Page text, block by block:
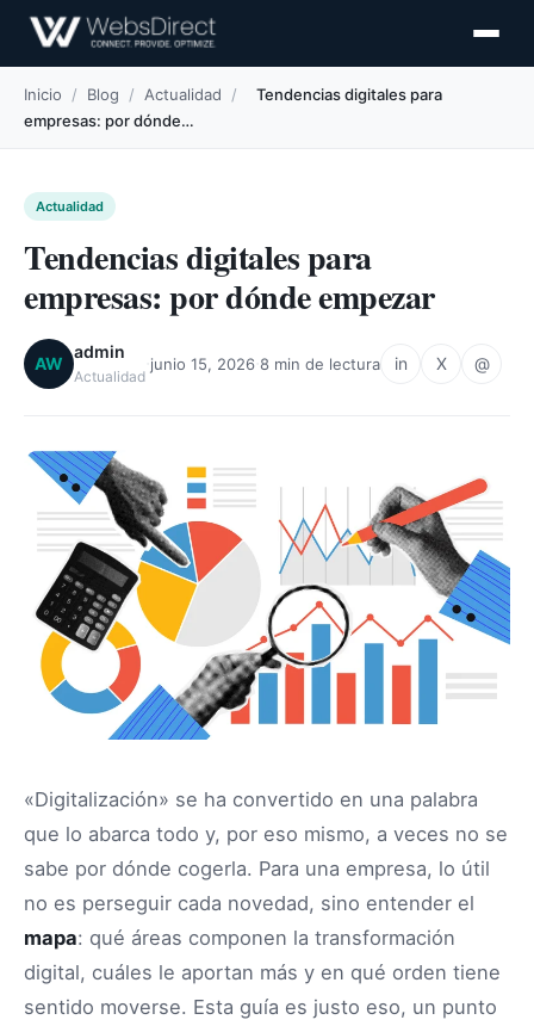
Inicio / Blog / Actualidad /
Tendencias digitales para
empresas: por dónde…
Actualidad
Tendencias digitales para
empresas: por dónde empezar
AW
admin
Actualidad
junio 15, 2026 8 min de lectura in X @
«Digitalización» se ha convertido en una palabra
que lo abarca todo y, por eso mismo, a veces no se
sabe por dónde cogerla. Para una empresa, lo útil
no es perseguir cada novedad, sino entender el
mapa: qué áreas componen la transformación
digital, cuáles le aportan más y en qué orden tiene
sentido moverse. Esta guía es justo eso, un punto